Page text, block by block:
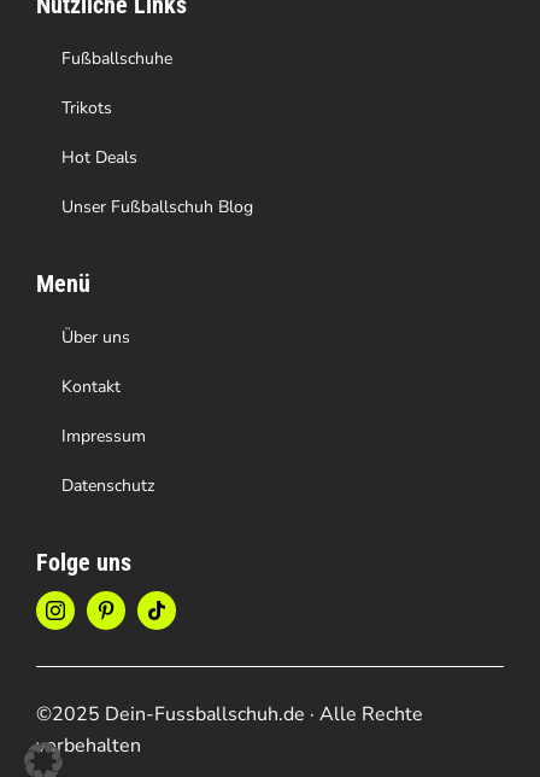
der
Produktseite
gewählt
werden
Fußballschuhe
Trikots
Hot Deals
Unser Fußballschuh Blog
Menü
Über uns
Kontakt
Impressum
Datenschutz
Folge uns
©2025 Dein-Fussballschuh.de · Alle Rechte
vorbehalten